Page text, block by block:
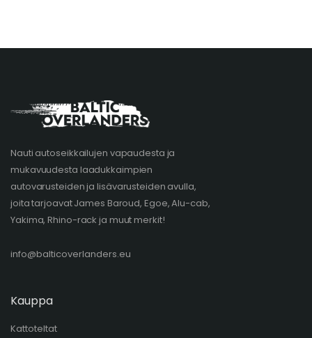
Nauti autoseikkailujen vapaudesta ja
mukavuudesta laadukkaimpien
autovarusteiden ja lisävarusteiden avulla,
joita tarjoavat James Baroud, Egoe, Alu-cab,
Yakima, Rhino-rack ja muut merkit!
info@balticoverlanders.eu
Kauppa
Kattoteltat